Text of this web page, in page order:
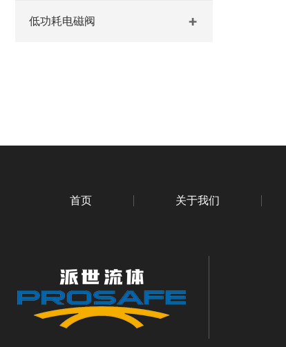
低功耗电磁阀
首页 关于我们